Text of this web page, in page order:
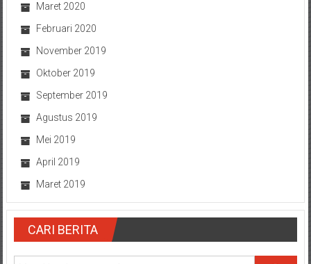
Maret 2020
Februari 2020
November 2019
Oktober 2019
September 2019
Agustus 2019
Mei 2019
April 2019
Maret 2019
CARI BERITA